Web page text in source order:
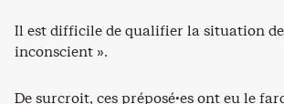
Il est difficile de qualifier la situation
inconscient ».
De surcroit, ces préposé·es ont eu le